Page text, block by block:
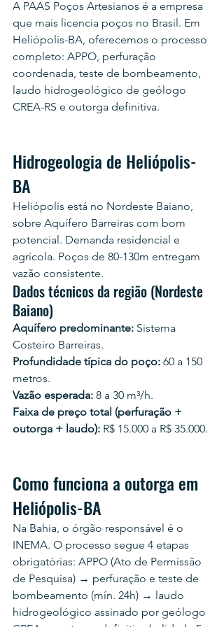
A PAAS Poços Artesianos é a empresa
que mais licencia poços no Brasil. Em
Heliópolis-BA, oferecemos o processo
completo: APPO, perfuração
coordenada, teste de bombeamento,
laudo hidrogeológico de geólogo
CREA-RS e outorga definitiva.
Hidrogeologia de Heliópolis-
BA
Heliópolis está no Nordeste Baiano,
sobre Aquífero Barreiras com bom
potencial. Demanda residencial e
agrícola. Poços de 80-130m entregam
vazão consistente.
Dados técnicos da região (Nordeste
Baiano)
Aquífero predominante: Sistema
Costeiro Barreiras.
Profundidade típica do poço: 60 a 150
metros.
Vazão esperada: 8 a 30 m³/h.
Faixa de preço total (perfuração +
outorga + laudo): R$ 15.000 a R$ 35.000.
Como funciona a outorga em
Heliópolis-BA
Na Bahia, o órgão responsável é o
INEMA. O processo segue 4 etapas
obrigatórias: APPO (Ato de Permissão
de Pesquisa) → perfuração e teste de
bombeamento (mín. 24h) → laudo
hidrogeológico assinado por geólogo